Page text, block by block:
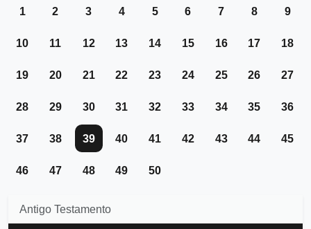
Antigo Testamento
1 2 3 4 5 6 7 8 9
10 11 12 13 14 15 16 17 18
19 20 21 22 23 24 25 26 27
28 29 30 31 32 33 34 35 36
37 38 39 40 41 42 43 44 45
46 47 48 49 50